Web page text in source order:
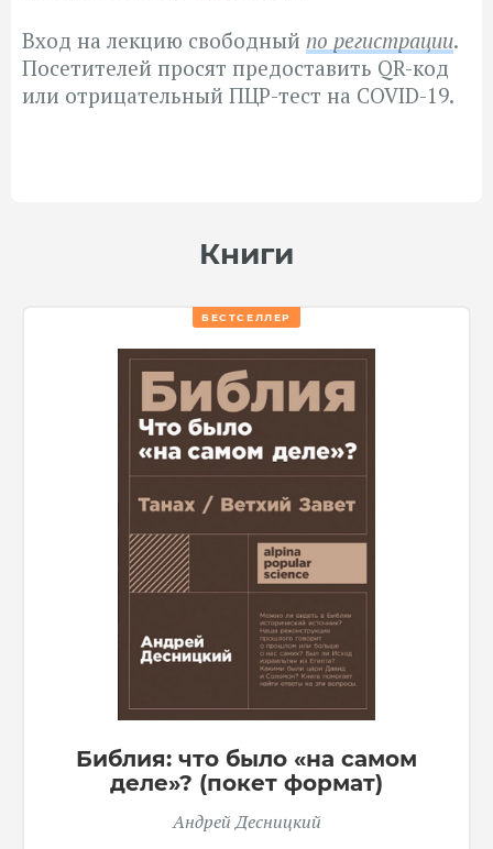
Вход на лекцию свободный по регистрации.
Посетителей просят предоставить QR-код
или отрицательный ПЦР-тест на COVID-19.
Книги
БЕСТСЕЛЛЕР
Библия: что было «на самом
деле»? (покет формат)
Андрей Десницкий